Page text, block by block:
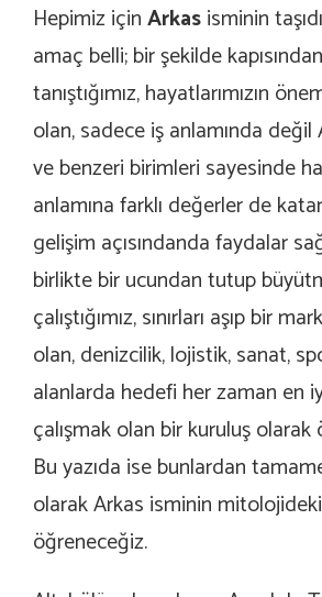
Hepimiz içinArkasisminin
amaç belli; bir şekilde
tanıştığımız, hayatlarımızın
olan, sadece iş anlamında
ve benzeri birimleri sayesinde
anlamına farklı değerler de
gelişim açısındanda faydalar
birlikte bir ucundan tutup
çalıştığımız, sınırları aşıp bir
olan, denizcilik, lojistik, sanat,
alanlarda hedefi her zaman en
çalışmak olan bir kuruluş
Bu yazıda ise bunlardan
olarak Arkas isminin
öğreneceğiz.